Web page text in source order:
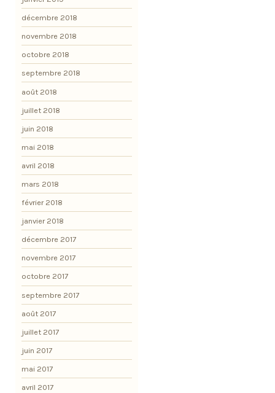
décembre 2018
novembre 2018
octobre 2018
septembre 2018
août 2018
juillet 2018
juin 2018
mai 2018
avril 2018
mars 2018
février 2018
janvier 2018
décembre 2017
novembre 2017
octobre 2017
septembre 2017
août 2017
juillet 2017
juin 2017
mai 2017
avril 2017